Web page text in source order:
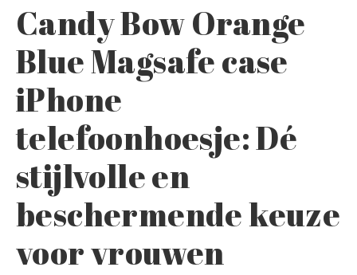
Candy Bow Orange
Blue Magsafe case
iPhone
telefoonhoesje: Dé
stijlvolle en
beschermende keuze
voor vrouwen